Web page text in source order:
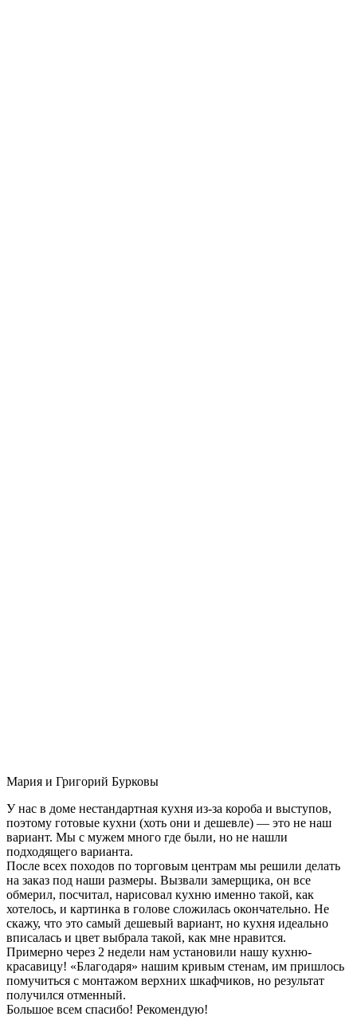
Мария и Григорий Бурковы
У нас в доме нестандартная кухня из-за короба и выступов,
поэтому готовые кухни (хоть они и дешевле) — это не наш
вариант. Мы с мужем много где были, но не нашли
подходящего варианта.
После всех походов по торговым центрам мы решили делать
на заказ под наши размеры. Вызвали замерщика, он все
обмерил, посчитал, нарисовал кухню именно такой, как
хотелось, и картинка в голове сложилась окончательно. Не
скажу, что это самый дешевый вариант, но кухня идеально
вписалась и цвет выбрала такой, как мне нравится.
Примерно через 2 недели нам установили нашу кухню-
красавицу! «Благодаря» нашим кривым стенам, им пришлось
помучиться с монтажом верхних шкафчиков, но результат
получился отменный.
Большое всем спасибо! Рекомендую!